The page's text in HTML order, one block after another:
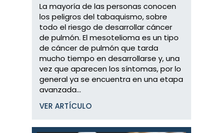
La mayoría de las personas conocen
los peligros del tabaquismo, sobre
todo el riesgo de desarrollar cáncer
de pulmón. El mesotelioma es un tipo
de cáncer de pulmón que tarda
mucho tiempo en desarrollarse y, una
vez que aparecen los síntomas, por lo
general ya se encuentra en una etapa
avanzada...
VER ARTÍCULO